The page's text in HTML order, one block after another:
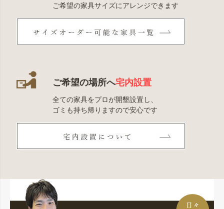
ご希望の家具サイズにアレンジできます
ご希望の場所へ宅内設置
全ての家具をプロが開墾設置し、
ゴミも持ち帰りますので安心です